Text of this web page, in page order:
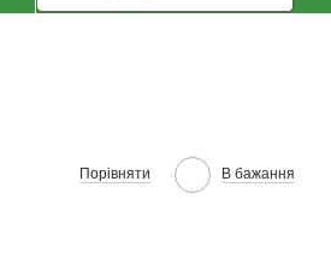
Порівняти В бажання